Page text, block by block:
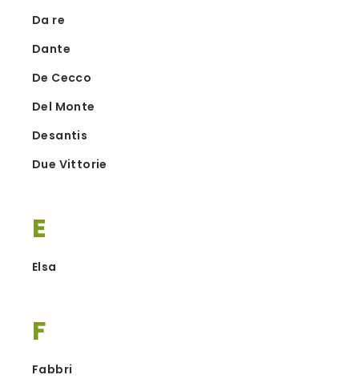
Da re
Dante
De Cecco
Del Monte
Desantis
Due Vittorie
E
Elsa
F
Fabbri